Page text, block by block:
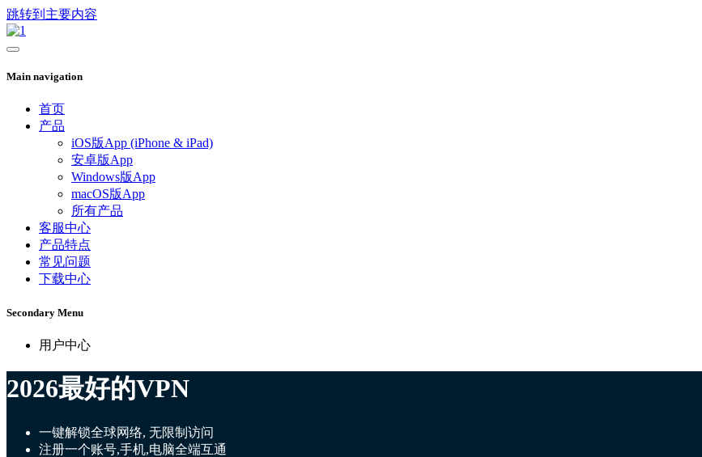
跳转到主要内容
Main navigation
首页
产品
iOS版App (iPhone & iPad)
安卓版App
Windows版App
macOS版App
所有产品
客服中心
产品特点
常见问题
下载中心
Secondary Menu
用户中心
2026最好的VPN
一键解锁全球网络, 无限制访问
注册一个账号,手机,电脑全端互通